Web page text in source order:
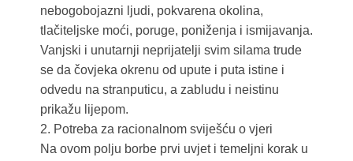
nebogobojazni ljudi, pokvarena okolina,
tlačiteljske moći, poruge, poniženja i ismijavanja.
Vanjski i unutarnji neprijatelji svim silama trude
se da čovjeka okrenu od upute i puta istine i
odvedu na stranputicu, a zabludu i neistinu
prikažu lijepom.
2. Potreba za racionalnom sviješću o vjeri
Na ovom polju borbe prvi uvjet i temeljni korak u